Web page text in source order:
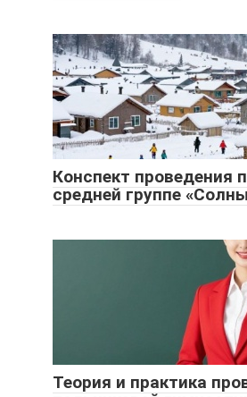
Конспект проведения
средней группе
Теория и практика